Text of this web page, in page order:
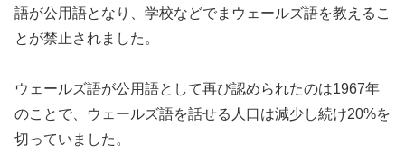
語が公用語となり、学校などでまウェールズ語を教えるこ
とが禁止されました。
ウェールズ語が公用語として再び認められたのは1967年
のことで、ウェールズ語を話せる人口は減少し続け20%を
切っていました。